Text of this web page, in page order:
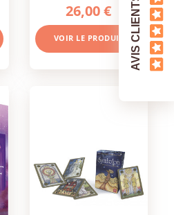
26,00 €
VOIR LE PRODUIT AVIS CLIENTS